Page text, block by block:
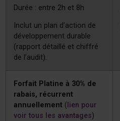
Durée : entre 2h et 8h
Inclut un plan d’action de
développement durable
(rapport détaillé et chiffré
de l’audit).
Forfait Platine à 30% de
rabais, récurrent
annuellement ( lien pour
voir tous les avantages)